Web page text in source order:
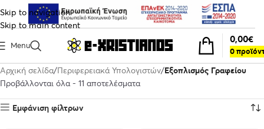
Skip to navigation
Skip to main content
Menu
0
0,00€
Αρχική σελίδα Περιφερειακά Υπολογιστών Εξοπλισμός Γραφείου
Προβάλλονται όλα - 11 αποτελέσματα
Εμφάνιση φίλτρων